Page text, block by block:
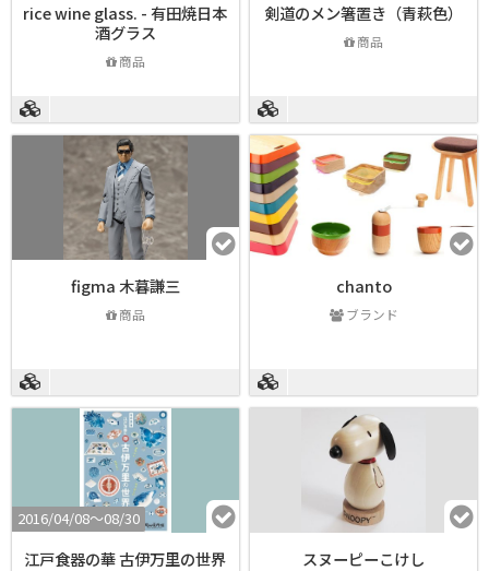
rice wine glass. - 有田焼日本
酒グラス
商品
剣道のメン箸置き（青萩色）
商品
figma 木暮謙三
商品
chanto
ブランド
2016/04/08〜08/30
江戸食器の華 古伊万里の世界 スヌーピーこけし